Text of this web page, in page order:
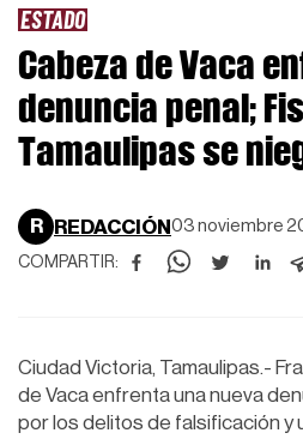
ESTADO
Cabeza de Vaca
denuncia penal;
Tamaulipas se
R REDACCIÓN 03 noviembre
COMPARTIR:
Ciudad Victoria, Tamaulipas.-
de Vaca enfrenta una nueva
por los delitos de falsificación y